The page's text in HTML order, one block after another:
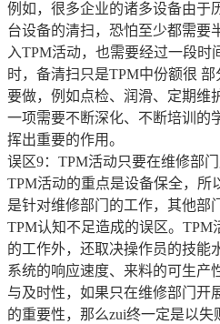
例如，很多企业的诸多设备由于
台设备的清扫，恐怕至少都需要
入TPM活动，也需要经过一段时
时，备清扫只是TPM中份额很
要做，例如点检、润滑、定期维
一项需要不断深化、不断培训的
挥出重要的作用。
误区9：TPM活动只要在维修部
TPM活动的重点是设备保全，所
是针对维修部门的工作，其他部
TPM认知不足造成的误区。TPM
的工作外，还取决操作员的技能
系统的响应速度、来料的可生产
与及时性，如果只在维修部门开
的重要性，那么zui终一定是以失